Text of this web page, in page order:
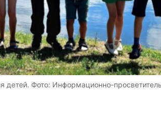
детей. Фото: Информационно-